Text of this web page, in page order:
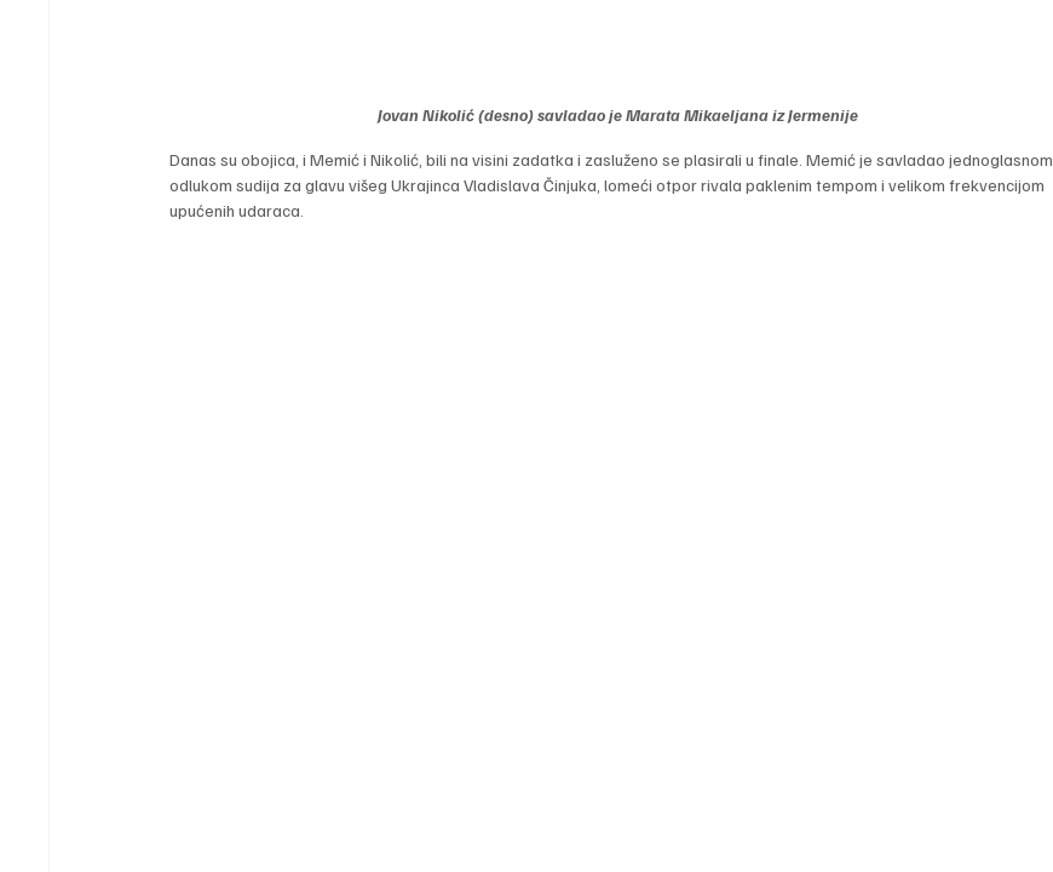
Jovan Nikolić (desno) savladao je Marata Mikaeljana iz Jermenije
Danas su obojica, i Memić i Nikolić, bili na visini zadatka i zasluženo se plasirali u finale. Memić je savladao jednoglasnom
odlukom sudija za glavu višeg Ukrajinca Vladislava Činjuka, lomeći otpor rivala paklenim tempom i velikom frekvencijom
upućenih udaraca.